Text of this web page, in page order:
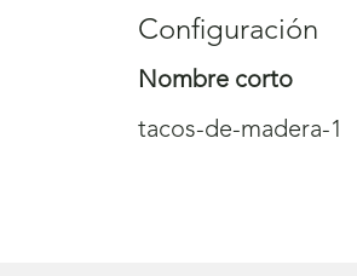
Configuración
Nombre corto
tacos-de-madera-1